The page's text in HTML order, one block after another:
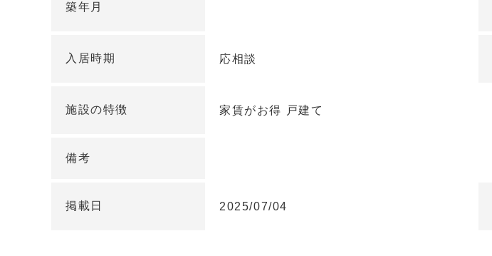
築年月
入居時期 応相談
施設の特徴 家賃がお得 戸建て
備考
掲載日 2025/07/04